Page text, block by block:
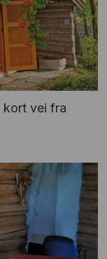
kort vei fra